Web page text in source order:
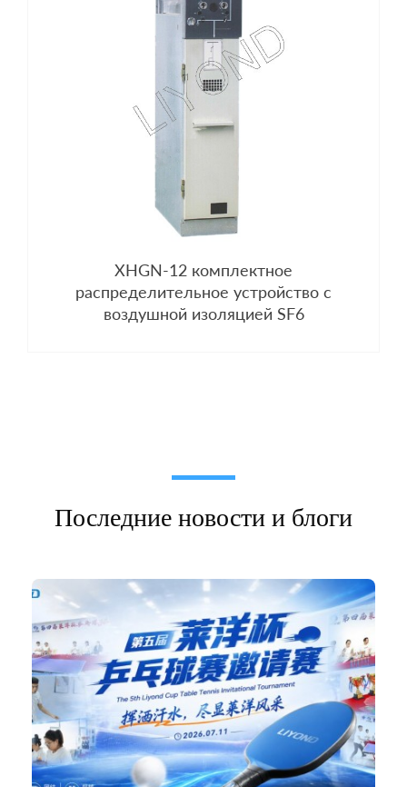
XHGN-12 комплектное
распределительное устройство с
воздушной изоляцией SF6
Последние новости и блоги